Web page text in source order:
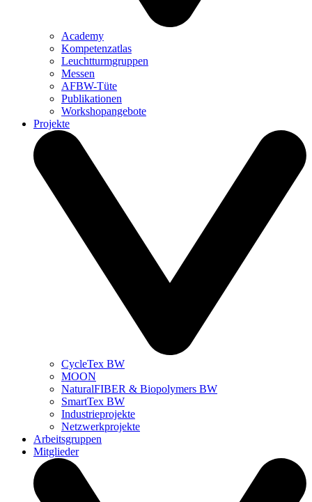
Academy
Kompetenzatlas
Leuchtturm­gruppen
Messen
AFBW-Tüte
Publikationen
Workshopangebote
Projekte
CycleTex BW
MOON
NaturalFIBER & Biopolymers BW
SmartTex BW
Industrieprojekte
Netzwerkprojekte
Arbeitsgruppen
Mitglieder